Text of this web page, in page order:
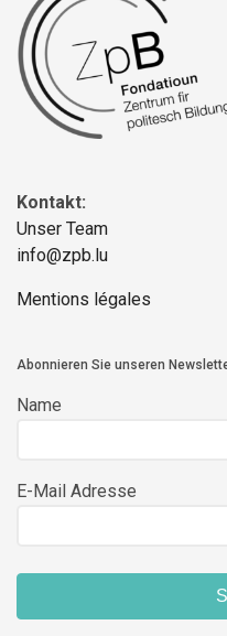
Kontakt:
Unser Team
info@zpb.lu
Mentions légales
Abonnieren Sie unseren
Name
E-Mail Adresse